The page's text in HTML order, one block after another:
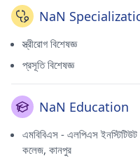
NaN
স্ত্রীরোগ বিশেষজ্ঞ
প্রসূতি বিশেষজ্ঞ
NaN Education
এমবিবিএস - এলপিএস
কলেজ, কানপুর